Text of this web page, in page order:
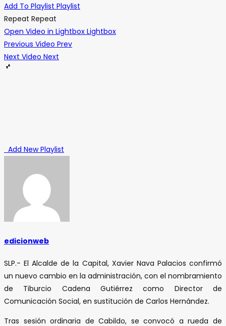
Add To Playlist Playlist
Repeat Repeat
Open Video in Lightbox Lightbox
Previous Video Prev
Next Video Next
Add New Playlist
edicionweb
SLP.- El Alcalde de la Capital, Xavier Nava Palacios confirmó
un nuevo cambio en la administración, con el nombramiento
de Tiburcio Cadena Gutiérrez como Director de
Comunicación Social, en sustitución de Carlos Hernández.
Tras sesión ordinaria de Cabildo, se convocó a rueda de